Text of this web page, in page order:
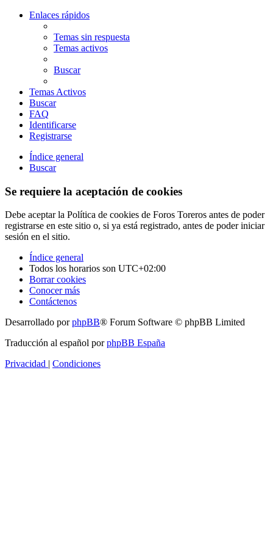
Enlaces rápidos
Temas sin respuesta
Temas activos
Buscar
Temas Activos
Buscar
FAQ
Identificarse
Registrarse
Índice general
Buscar
Se requiere la aceptación de cookies
Debe aceptar la Política de cookies de Foros Toreros antes de poder
registrarse en este sitio o, si ya está registrado, antes de poder iniciar
sesión en el sitio.
Índice general
Todos los horarios son UTC+02:00
Borrar cookies
Conocer más
Contáctenos
Desarrollado porphpBB® Forum Software © phpBB Limited
Traducción al español porphpBB España
Privacidad | Condiciones